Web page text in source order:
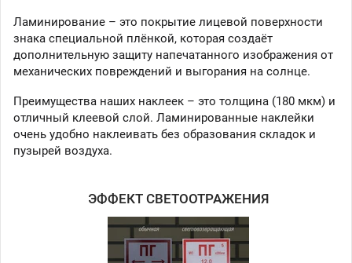
Ламинирование – это покрытие лицевой поверхности
знака специальной плёнкой, которая создаёт
дополнительную защиту напечатанного изображения от
механических повреждений и выгорания на солнце.
Преимущества наших наклеек – это толщина (180 мкм) и
отличный клеевой слой. Ламинированные наклейки
очень удобно наклеивать без образования складок и
пузырей воздуха.
ЭФФЕКТ СВЕТООТРАЖЕНИЯ